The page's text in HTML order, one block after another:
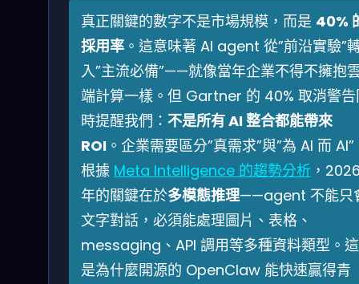
真正關鍵的數字不是市場規模，而是 40%
採用率 。這意味著 AI agent 從”前沿實驗”
入”主流必備”——就像當年企業不得不擁抱
端計算一樣。但 Gartner 的 40% 取消警告
時提醒我們： 不是所有 AI 整合都能帶來
ROI 。企業需要區分”真需求”與”為 AI 而 AI”
根據 Meta Intelligence 的趨勢分析 ，
年的關鍵在於多模態推理——agent 不能只
文字對話，必須能處理圖片、表格、
messaging、API 調用等多種資料類型。
是為什麼開源的 OpenClaw 能快速贏得青